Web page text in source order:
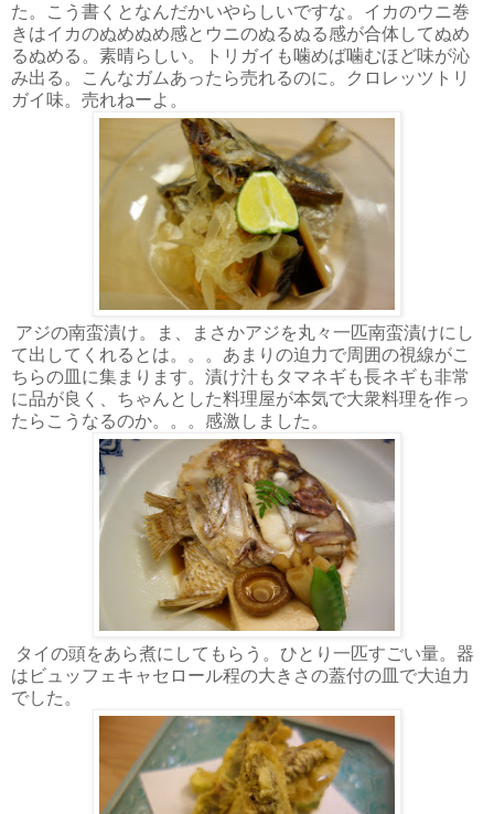
た。こう書くとなんだかいやらしいですな。イカのウニ巻
きはイカのぬめぬめ感とウニのぬるぬる感が合体してぬめ
るぬめる。素晴らしい。トリガイも噛めば噛むほど味が沁
み出る。こんなガムあったら売れるのに。クロレッツトリ
ガイ味。売れねーよ。
アジの南蛮漬け。ま、まさかアジを丸々一匹南蛮漬けにし
て出してくれるとは。。。あまりの迫力で周囲の視線がこ
ちらの皿に集まります。漬け汁もタマネギも長ネギも非常
に品が良く、ちゃんとした料理屋が本気で大衆料理を作っ
たらこうなるのか。。。感激しました。
タイの頭をあら煮にしてもらう。ひとり一匹すごい量。器
はビュッフェキャセロール程の大きさの蓋付の皿で大迫力
でした。